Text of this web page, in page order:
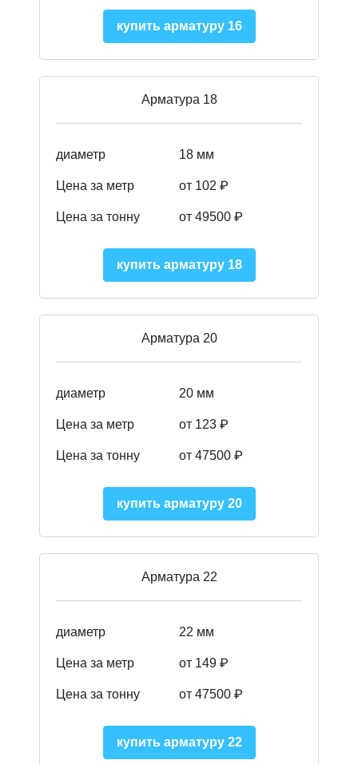
купить арматуру 16
Арматура 18
диаметр 18 мм
Цена за метр от 102 ₽
Цена за тонну от 49500 ₽
купить арматуру 18
Арматура 20
диаметр 20 мм
Цена за метр от 123 ₽
Цена за тонну от 47500 ₽
купить арматуру 20
Арматура 22
диаметр 22 мм
Цена за метр от 149 ₽
Цена за тонну от 47500 ₽
купить арматуру 22